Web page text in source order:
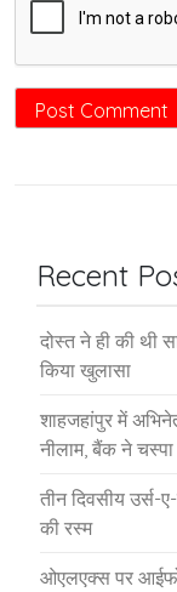
Recent
दोस्त ने ही की थी
किया खुलासा
शाहजहांपुर में
नीलाम, बैंक ने चस्पा
तीन दिवसीय उर्स-
की रस्म
ओएलएक्स पर